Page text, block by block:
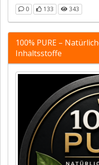
0
133 343
100% PURE –
Inhaltsstoffe